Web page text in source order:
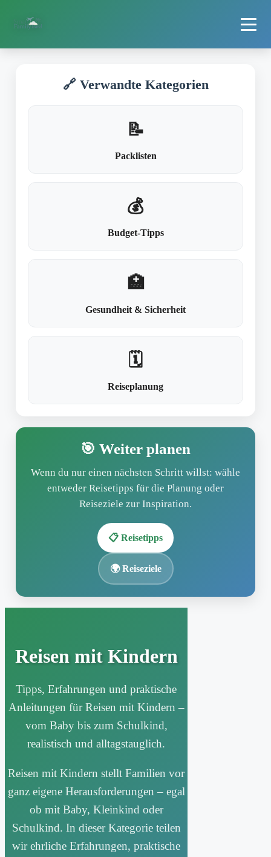
🔗 Verwandte Kategorien
📝
Packlisten
💰
Budget-Tipps
🏥
Gesundheit & Sicherheit
🗓️
Reiseplanung
🎯 Weiter planen
Wenn du nur einen nächsten Schritt willst: wähle
entweder Reisetipps für die Planung oder
Reiseziele zur Inspiration.
📋 Reisetipps
🌍 Reiseziele
Reisen mit Kindern
Tipps, Erfahrungen und praktische
Anleitungen für Reisen mit Kindern –
vom Baby bis zum Schulkind,
realistisch und alltagstauglich.
Reisen mit Kindern stellt Familien vor
ganz eigene Herausforderungen – egal
ob mit Baby, Kleinkind oder
Schulkind. In dieser Kategorie teilen
wir ehrliche Erfahrungen, praktische